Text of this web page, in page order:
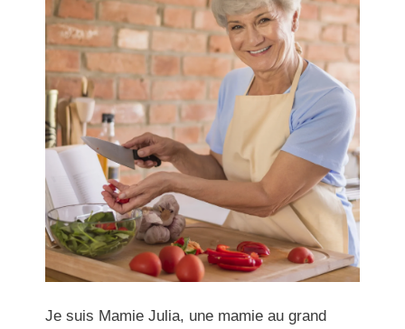
Je suis Mamie Julia, une mamie au grand